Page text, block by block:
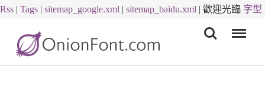
Rss | Tags | sitemap_google.xml | sitemap_baidu.xml | 歡迎光臨 字型